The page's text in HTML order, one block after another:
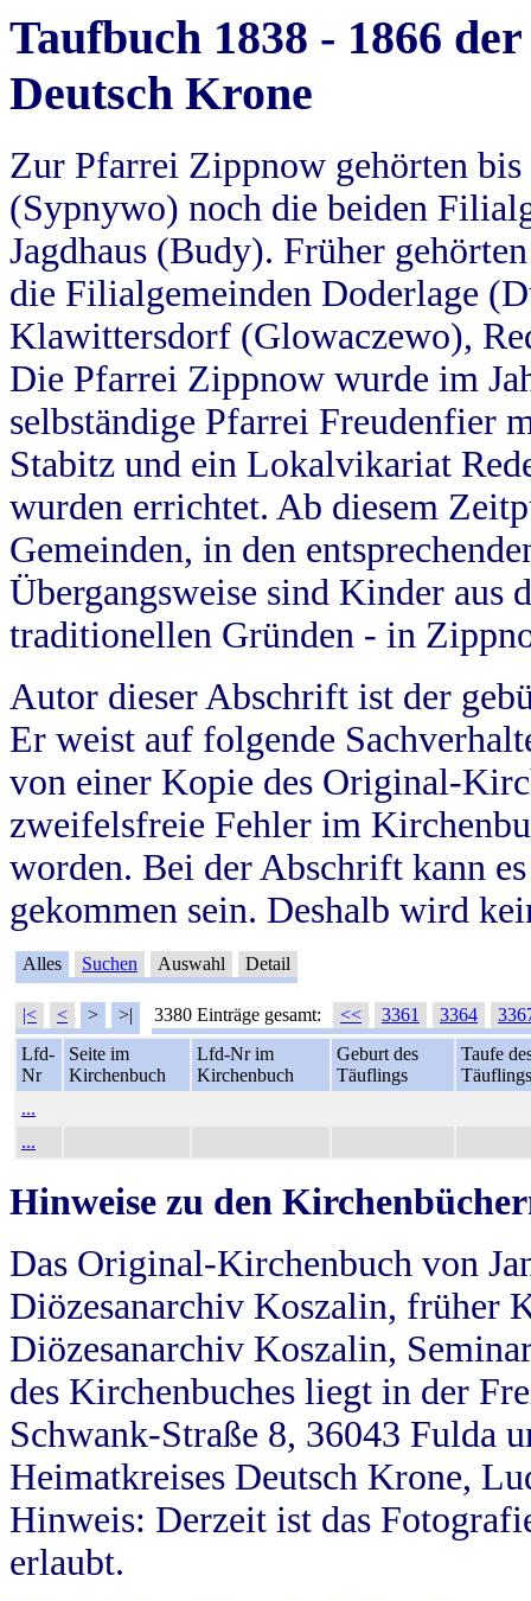
Taufbuch 1838 - 1866
Deutsch Krone
Zur Pfarrei Zippnow gehörten
(Sypnywo) noch die beiden
Jagdhaus (Budy). Früher
die Filialgemeinden Doderlage
Klawittersdorf (Glowaczewo),
Die Pfarrei Zippnow wurde im
selbständige Pfarrei Freudenfier
Stabitz und ein Lokalvikariat
wurden errichtet. Ab diesem
Gemeinden, in den
Übergangsweise sind Kinder aus
traditionellen Gründen - in
Autor dieser Abschrift ist der
Er weist auf folgende
von einer Kopie des Original-
zweifelsfreie Fehler im
worden. Bei der Abschrift kann
gekommen sein. Deshalb wird
Alles Suchen Auswahl Detail
|< < > >| 3380 Einträge gesamt: << 3361 3364
Lfd-
Nr
Seite im
Kirchenbuch
Lfd-Nr im
Kirchenbuch
Geburt des
Täuflings
Taufe
Täuflings
...
...
Hinweise zu den
Das Original-Kirchenbuch von
Diözesanarchiv Koszalin, früher
Diözesanarchiv Koszalin,
des Kirchenbuches liegt in der
Schwank-Straße 8, 36043 Fulda
Heimatkreises Deutsch Krone,
Hinweis: Derzeit ist das
erlaubt.